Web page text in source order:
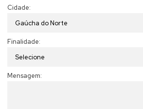
Cidade:
Finalidade:
Mensagem: